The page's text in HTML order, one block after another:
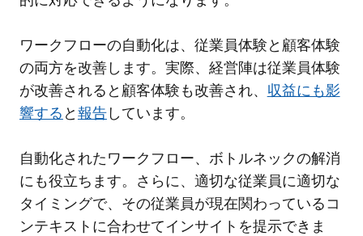
ワークフローの自動化は、従業員体験と顧客体験
の両方を改善します。実際、経営陣は従業員体験
が改善されると顧客体験も改善され、 収益にも影
響する と報告しています。
自動化されたワークフロー、ボトルネックの解消
にも役立ちます。さらに、適切な従業員に適切な
タイミングで、その従業員が現在関わっているコ
ンテキストに合わせてインサイトを提示できま